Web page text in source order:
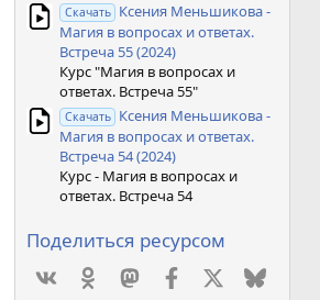
Скачать Ксения Меньшикова -
Магия в вопросах и ответах.
Встреча 55 (2024)
Курс "Магия в вопросах и
ответах. Встреча 55"
Скачать Ксения Меньшикова -
Магия в вопросах и ответах.
Встреча 54 (2024)
Курс - Магия в вопросах и
ответах. Встреча 54
Поделиться ресурсом
VkontakteOdnoklassniki
MastodonFacebook